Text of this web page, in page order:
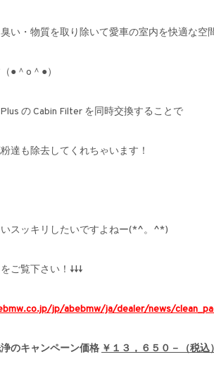
い・物質を取り除いて愛車の室内を快適な空
●＾o＾●）
の Cabin Filter を同時交換することで
達も除去してくれちゃいます！
いスッキリしたいですよねー(*^。^*)
ご覧下さい！↓↓↓
jp/abebmw/ja/dealer/news/
のキャンペーン価格 ￥１３，６５０－（税込